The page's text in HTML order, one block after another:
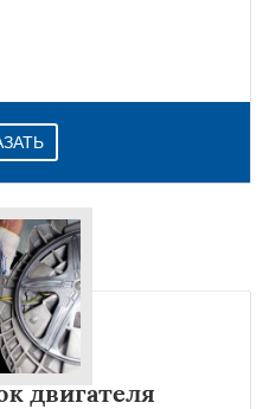
двигателя